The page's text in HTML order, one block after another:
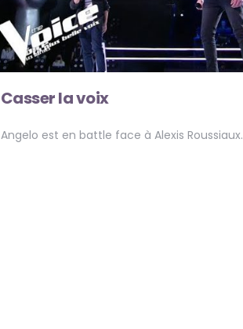
Casser la voix
Angelo est en battle face à Alexis Roussiaux.